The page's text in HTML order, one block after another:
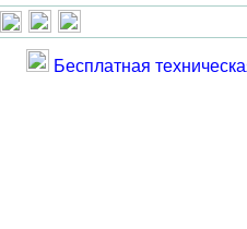
Бесплатная